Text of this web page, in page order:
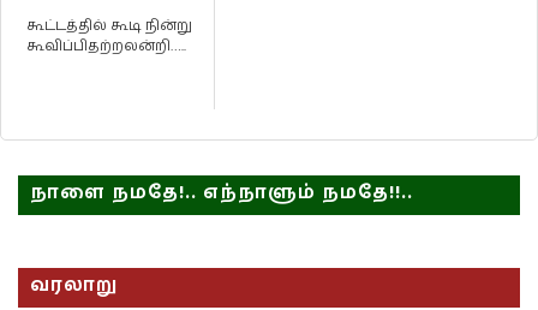
கூட்டத்தில் கூடி நின்று
கூவிப்பிதற்றலன்றி…..
நாளை நமதே!.. எந்நாளும் நமதே!!..
வரலாறு